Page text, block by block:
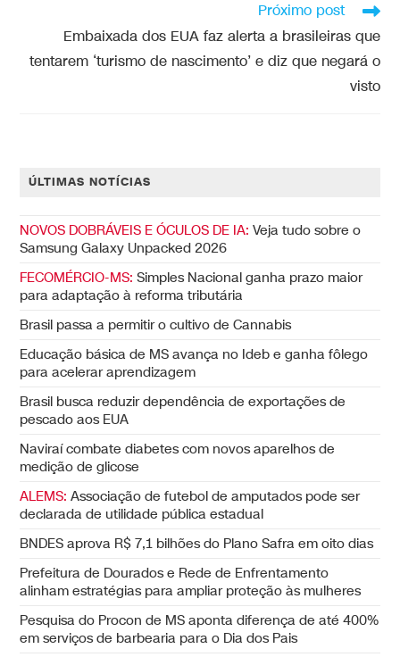
Próximo post
Embaixada dos EUA faz alerta a brasileiras que
tentarem ‘turismo de nascimento’ e diz que negará o
visto
ÚLTIMAS NOTÍCIAS
NOVOS DOBRÁVEIS E ÓCULOS DE IA: Veja tudo sobre o
Samsung Galaxy Unpacked 2026
FECOMÉRCIO-MS: Simples Nacional ganha prazo maior
para adaptação à reforma tributária
Brasil passa a permitir o cultivo de Cannabis
Educação básica de MS avança no Ideb e ganha fôlego
para acelerar aprendizagem
Brasil busca reduzir dependência de exportações de
pescado aos EUA
Naviraí combate diabetes com novos aparelhos de
medição de glicose
ALEMS: Associação de futebol de amputados pode ser
declarada de utilidade pública estadual
BNDES aprova R$ 7,1 bilhões do Plano Safra em oito dias
Prefeitura de Dourados e Rede de Enfrentamento
alinham estratégias para ampliar proteção às mulheres
Pesquisa do Procon de MS aponta diferença de até 400%
em serviços de barbearia para o Dia dos Pais